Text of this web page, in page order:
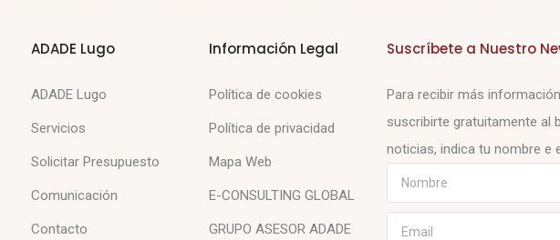
ADADE Lugo
ADADE Lugo
Servicios
Solicitar Presupuesto
Comunicación
Contacto
Información Legal
Política de cookies
Política de privacidad
Mapa Web
E-CONSULTING GLOBAL
GRUPO ASESOR ADADE
Suscríbete a Nuestro
Para recibir más
suscribirte gratuitamente al
noticias, indica tu nombre e